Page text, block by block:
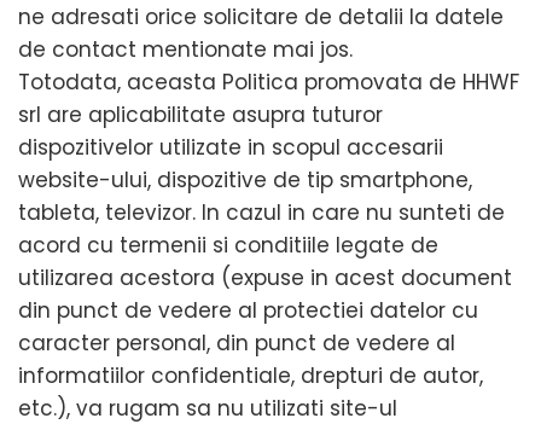
ne adresati orice solicitare de detalii la datele
de contact mentionate mai jos.
Totodata, aceasta Politica promovata de HHWF
srl are aplicabilitate asupra tuturor
dispozitivelor utilizate in scopul accesarii
website-ului, dispozitive de tip smartphone,
tableta, televizor. In cazul in care nu sunteti de
acord cu termenii si conditiile legate de
utilizarea acestora (expuse in acest document
din punct de vedere al protectiei datelor cu
caracter personal, din punct de vedere al
informatiilor confidentiale, drepturi de autor,
etc.), va rugam sa nu utilizati site-ul